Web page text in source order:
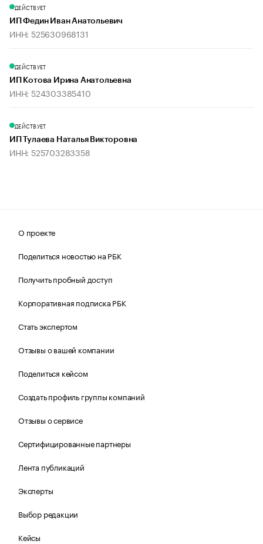
ДЕЙСТВУЕТ
ИП Федин Иван Анатольевич
ИНН: 525630968131
ДЕЙСТВУЕТ
ИП Котова Ирина Анатольевна
ИНН: 524303385410
ДЕЙСТВУЕТ
ИП Тулаева Наталья Викторовна
ИНН: 525703283358
О проекте
Поделиться новостью на РБК
Получить пробный доступ
Корпоративная подписка РБК
Стать экспертом
Отзывы о вашей компании
Поделиться кейсом
Создать профиль группы компаний
Отзывы о сервисе
Сертифицированные партнеры
Лента публикаций
Эксперты
Выбор редакции
Кейсы